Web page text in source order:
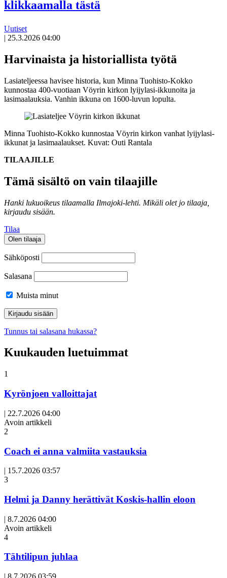
klikkaamalla tästä
Uutiset
| 25.3.2026 04:00
Harvinaista ja historiallista työtä
Lasiateljeessa havisee historia, kun Minna Tuohisto-Kokko
kunnostaa 400-vuotiaan Vöyrin kirkon lyijylasi-ikkunoita ja
lasimaalauksia. Vanhin ikkuna on 1600-luvun lopulta.
Minna Tuohisto-Kokko kunnostaa Vöyrin kirkon vanhat lyijylasi-
ikkunat ja lasimaalaukset. Kuvat: Outi Rantala
TILAAJILLE
Tämä sisältö on vain tilaajille
Hanki lukuoikeus tilaamalla Ilmajoki-lehti. Mikäli olet jo tilaaja,
kirjaudu sisään.
Tilaa
Olen tilaaja
Sähköposti
Salasana
Muista minut
Tunnus tai salasana hukassa?
Kuukauden luetuimmat
1
Kyrönjoen valloittajat
| 22.7.2026 04:00
Avoin artikkeli
2
Coach ei anna valmiita vastauksia
| 15.7.2026 03:57
3
Helmi ja Danny herättivät Koskis-hallin eloon
| 8.7.2026 04:00
Avoin artikkeli
4
Tähtilipun juhlaa
| 8.7.2026 03:59